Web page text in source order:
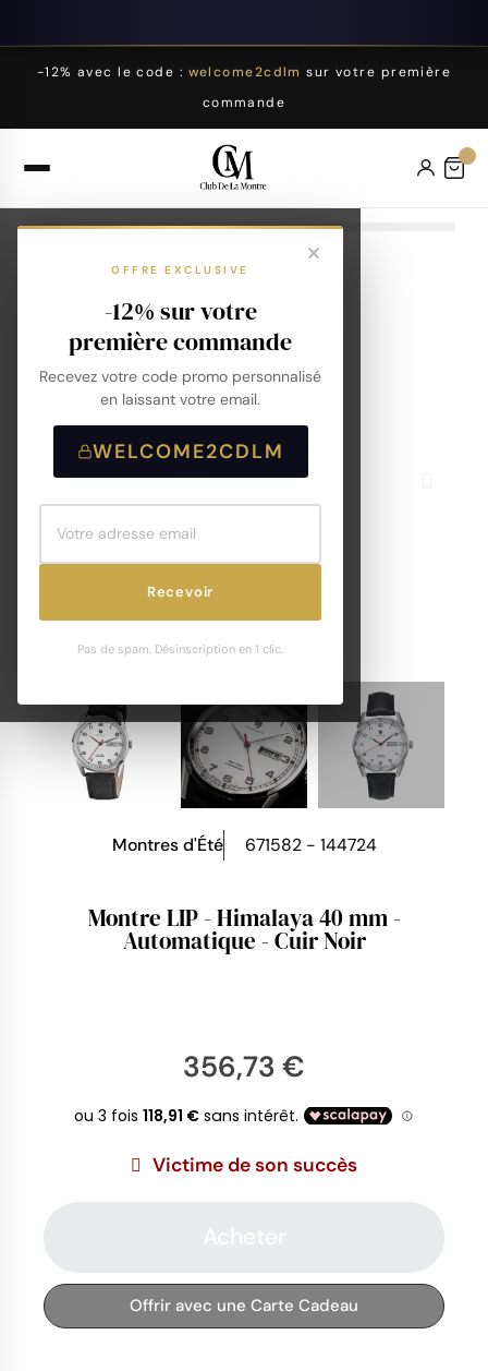
-12% avec le code : welcome2cdlm sur votre première
commande
OFFRE EXCLUSIVE
-12% sur votre
première commande
Recevez votre code promo personnalisé
en laissant votre email.
WELCOME2CDLM
Recevoir
Pas de spam. Désinscription en 1 clic.
Montres d'Été 671582 - 144724
Montre LIP - Himalaya 40 mm -
Automatique - Cuir Noir
356,73 €
Victime de son succès
Offrir avec une Carte Cadeau